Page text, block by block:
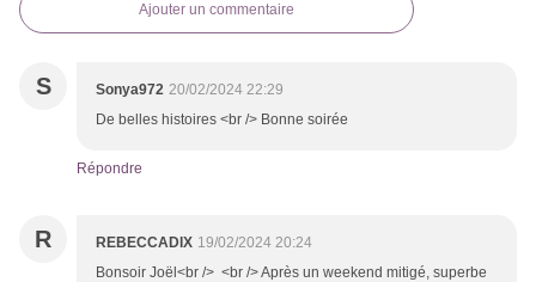
Ajouter un commentaire
S Sonya972 20/02/2024 22:29
De belles histoires <br /> Bonne soirée
Répondre
R REBECCADIX 19/02/2024 20:24
Bonsoir Joël<br /> <br /> Après un weekend mitigé, superbe